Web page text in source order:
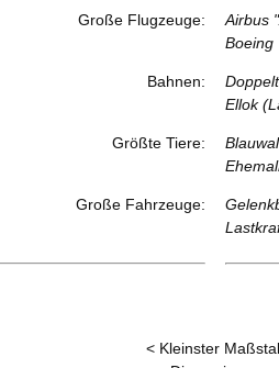
Große Flugzeuge:
Airbus
Boeing
Bahnen:
Ellok
Größte Tiere:
Große Fahrzeuge:
< Kleinster